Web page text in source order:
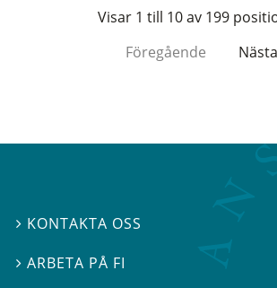
Visar 1 till 10 av 199
Föregående
Nästa
 KONTAKTA OSS
 ARBETA PÅ FI